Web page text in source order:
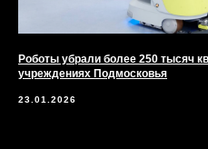
Роботы убрали более 250 тысяч
учреждениях Подмосковья
23.01.2026